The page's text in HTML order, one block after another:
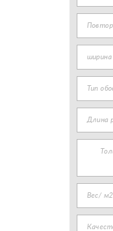
Повтор
ширина
Тип
Длина
Вес/ м2